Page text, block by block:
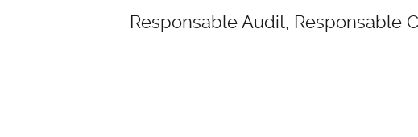
Responsable Audit, Responsable